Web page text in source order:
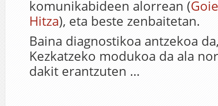
komunikabideen alorrean (
Hitza), eta beste zenbaitetan.
Baina diagnostikoa antzekoa
Kezkatzeko modukoa da ala
dakit erantzuten …